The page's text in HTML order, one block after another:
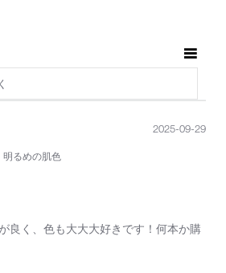
明るめの肌色
良く、色も大大大好きです！何本か購
2025-09-29